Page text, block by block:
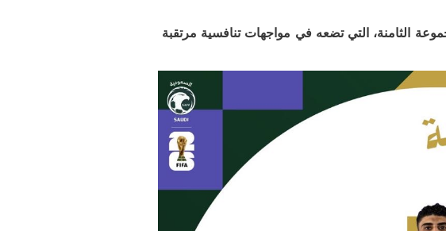
الثامنة، التي تضعه في مواجهات تنافسية مرتقبة